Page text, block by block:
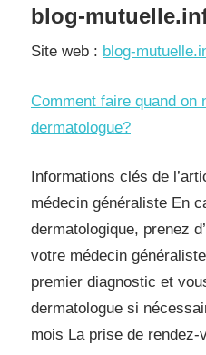
blog-
Site web : blog-
Comment faire quand on
dermatologue?
Informations clés de
médecin généraliste En
dermatologique, prenez
votre médecin
premier diagnostic et
dermatologue si
mois La prise de rendez-